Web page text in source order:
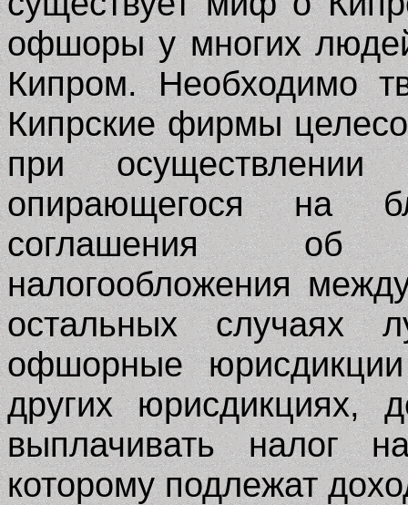
офшоры у многих
Кипром. Необходимо
Кипрские фирмы
при осуществлении
опирающегося на
соглашения об
налогообложения
остальных случаях
офшорные
других
выплачивать налог
которому подлежат